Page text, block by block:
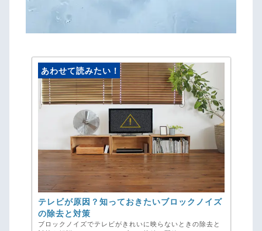
あわせて読みたい！
テレビが原因？知っておきたいブロックノイズ
の除去と対策
ブロックノイズでテレビがきれいに映らないときの除去と